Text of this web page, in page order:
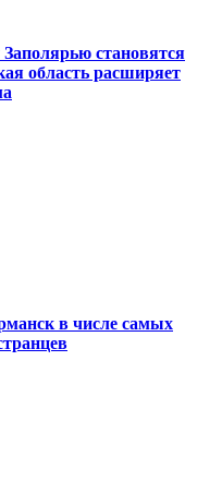
становятся
область расширяет
в числе самых